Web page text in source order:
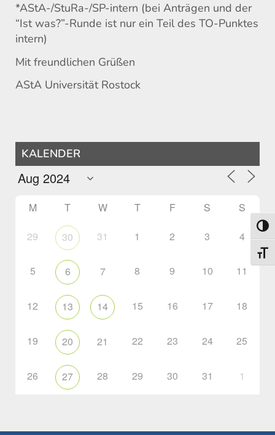
*AStA-/StuRa-/SP-intern (bei Anträgen und der
“Ist was?”-Runde ist nur ein Teil des TO-Punktes
intern)
Mit freundlichen Grüßen
AStA Universität Rostock
KALENDER
M T W T F S S
29 30 31 1 2 3 4
5 6 7 8 9 10 11
12 13 14 15 16 17 18
19 20 21 22 23 24 25
26 27 28 29 30 31 1